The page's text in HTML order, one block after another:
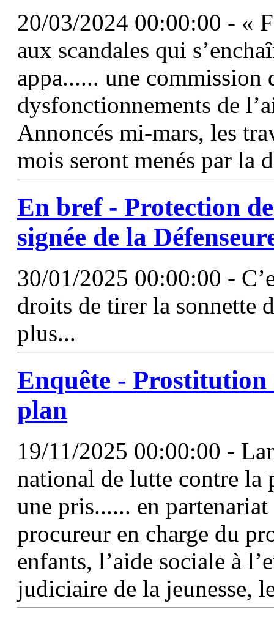
20/03/2024 00:00:00 - «
aux scandales qui
appa...... une commission
dysfonctionnements de
Annoncés mi-mars, les
mois seront menés par la
En bref - Protection
signée de la
30/01/2025 00:00:00 -
droits de tirer la sonnette
plus...
Enquête - Prostitution
plan
19/11/2025 00:00:00 -
national de lutte contre la
une pris...... en
procureur en charge du
enfants, l’aide sociale à
judiciaire de la jeunesse,